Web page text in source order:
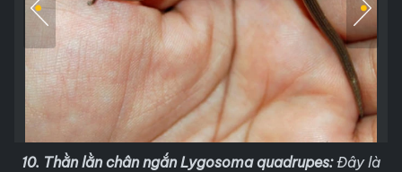
10. Thằn lằn chân ngắn Lygosoma quadrupes:Đây là